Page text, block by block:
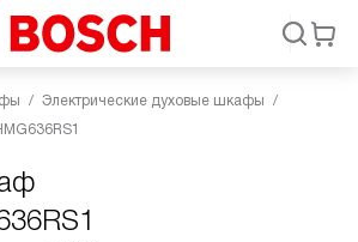
Электрические духовые шкафы